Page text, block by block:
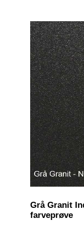
Grå Granit
farveprøve